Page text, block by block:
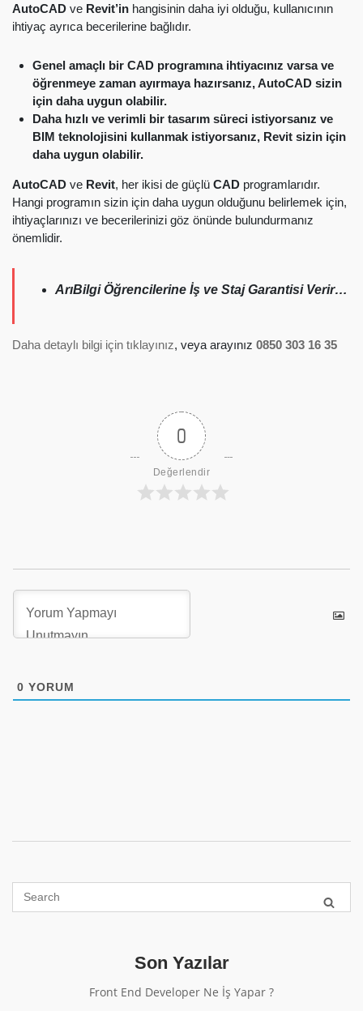
AutoCAD ve Revit’in hangisinin daha iyi olduğu, kullanıcının
ihtiyaç ayrıca becerilerine bağlıdır.
Genel amaçlı bir CAD programına ihtiyacınız varsa ve
öğrenmeye zaman ayırmaya hazırsanız, AutoCAD sizin
için daha uygun olabilir.
Daha hızlı ve verimli bir tasarım süreci istiyorsanız ve
BIM teknolojisini kullanmak istiyorsanız, Revit sizin için
daha uygun olabilir.
AutoCAD ve Revit, her ikisi de güçlü CAD programlarıdır.
Hangi programın sizin için daha uygun olduğunu belirlemek için,
ihtiyaçlarınızı ve becerilerinizi göz önünde bulundurmanız
önemlidir.
ArıBilgi Öğrencilerine İş ve Staj Garantisi Verir…
Daha detaylı bilgi için tıklayınız, veya arayınız 0850 303 16 35
0
Değerlendir
0 YORUM
Son Yazılar
Front End Developer Ne İş Yapar ?